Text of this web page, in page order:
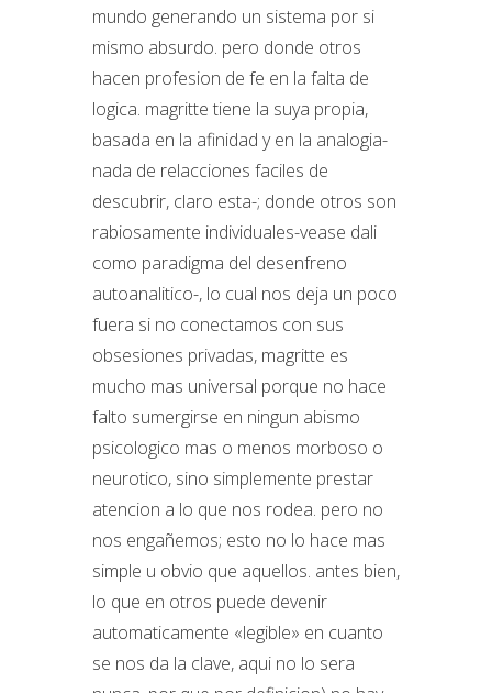
mundo generando un sistema por si
mismo absurdo. pero donde otros
hacen profesion de fe en la falta de
logica. magritte tiene la suya propia,
basada en la afinidad y en la analogia-
nada de relacciones faciles de
descubrir, claro esta-; donde otros son
rabiosamente individuales-vease dali
como paradigma del desenfreno
autoanalitico-, lo cual nos deja un poco
fuera si no conectamos con sus
obsesiones privadas, magritte es
mucho mas universal porque no hace
falto sumergirse en ningun abismo
psicologico mas o menos morboso o
neurotico, sino simplemente prestar
atencion a lo que nos rodea. pero no
nos engañemos; esto no lo hace mas
simple u obvio que aquellos. antes bien,
lo que en otros puede devenir
automaticamente «legible» en cuanto
se nos da la clave, aqui no lo sera